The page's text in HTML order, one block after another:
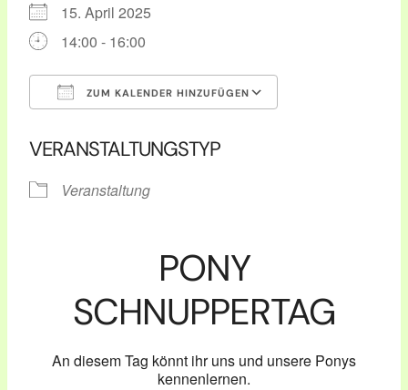
15. April 2025
14:00 - 16:00
ZUM KALENDER HINZUFÜGEN
VERANSTALTUNGSTYP
Veranstaltung
PONY
SCHNUPPERTAG
An diesem Tag könnt ihr uns und unsere Ponys
kennenlernen.